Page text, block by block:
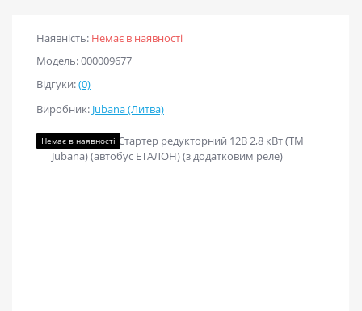
Наявність: Немає в наявності
Модель: 000009677
Відгуки:(0)
Виробник: Jubana (Литва)
Немає в наявності